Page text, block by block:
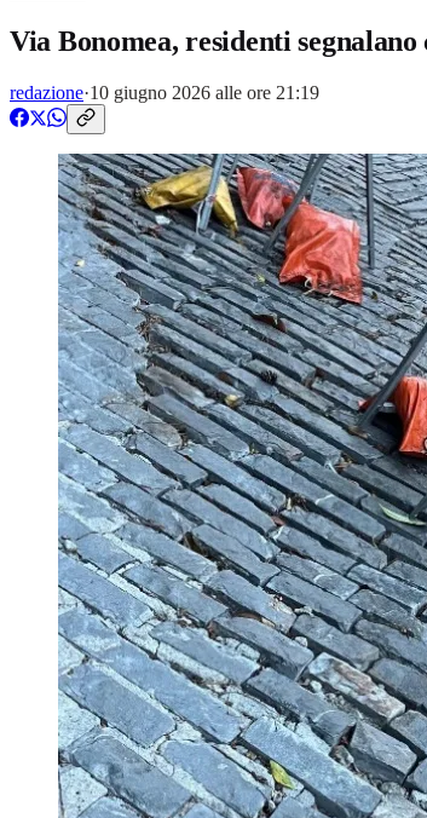
Via Bonomea, residenti
redazione·10 giugno 2026 alle ore 21:19